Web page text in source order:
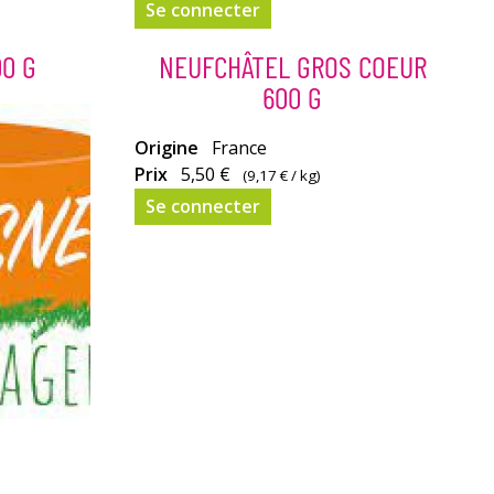
Se connecter
G
NEUFCHÂTEL GROS COEUR
600 G
Origine
France
Prix 5,50 € (9,17 €/ kg)
Se connecter